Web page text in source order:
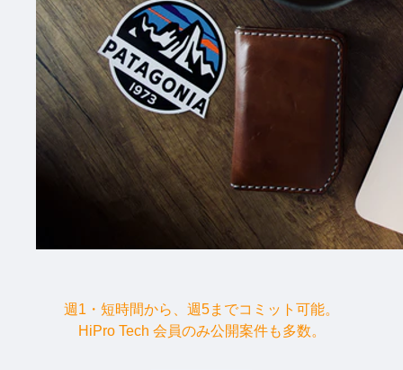
週1・短時間から、週5までコミット可能。
HiPro Tech 会員のみ公開案件も多数。